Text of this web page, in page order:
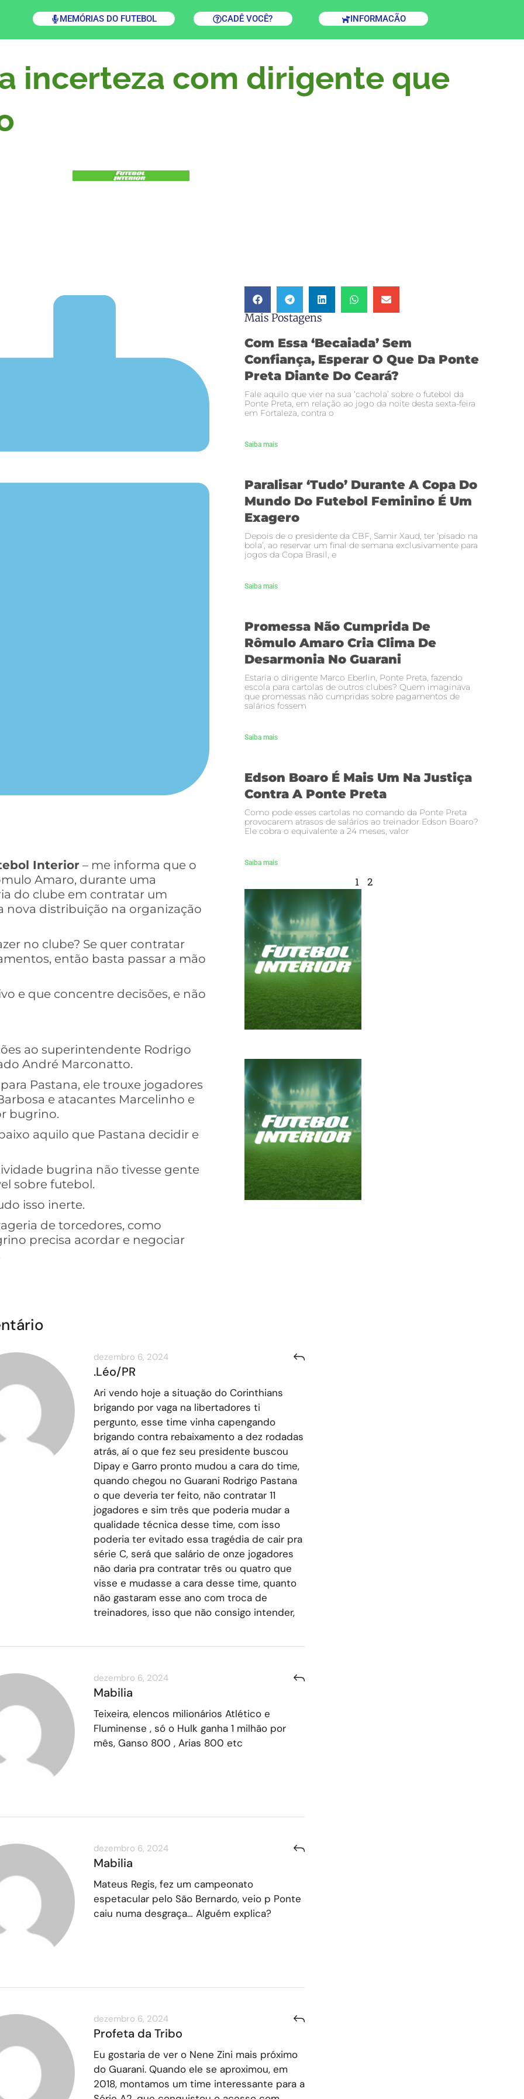
MEMÓRIAS DO FUTEBOL CADÊ VOCÊ? INFORMACÃO
incerteza com dirigente que
Interior – me informa que o
Amaro, durante uma
do clube em contratar um
nova distribuição na organização
no clube? Se quer contratar
então basta passar a mão
e que concentre decisões, e não
ao superintendente Rodrigo
André Marconatto.
Pastana, ele trouxe jogadores
e atacantes Marcelinho e
bugrino.
aquilo que Pastana decidir e
bugrina não tivesse gente
sobre futebol.
isso inerte.
de torcedores, como
precisa acordar e negociar
Mais Postagens
Com Essa ‘becaiada’ Sem
Confiança, Esperar O Que Da Ponte
Preta Diante Do Ceará?
Fale aquilo que vier na sua ‘cachola’ sobre o futebol da
Ponte Preta, em relação ao jogo da noite desta sexta-feira
em Fortaleza, contra o
Saiba mais
Paralisar ‘tudo’ Durante A Copa Do
Mundo Do Futebol Feminino É Um
Exagero
Depois de o presidente da CBF, Samir Xaud, ter ‘pisado na
bola’, ao reservar um final de semana exclusivamente para
jogos da Copa Brasil, e
Saiba mais
Promessa Não Cumprida De
Rômulo Amaro Cria Clima De
Desarmonia No Guarani
Estaria o dirigente Marco Eberlin, Ponte Preta, fazendo
escola para cartolas de outros clubes? Quem imaginava
que promessas não cumpridas sobre pagamentos de
salários fossem
Saiba mais
Edson Boaro É Mais Um Na Justiça
Contra A Ponte Preta
Como pode esses cartolas no comando da Ponte Preta
provocarem atrasos de salários ao treinador Edson Boaro?
Ele cobra o equivalente a 24 meses, valor
Saiba mais
1 2
dezembro 6, 2024
.Léo/PR
Ari vendo hoje a situação do Corinthians
brigando por vaga na libertadores ti
pergunto, esse time vinha capengando
brigando contra rebaixamento a dez rodadas
atrás, aí o que fez seu presidente buscou
Dipay e Garro pronto mudou a cara do time,
quando chegou no Guarani Rodrigo Pastana
o que deveria ter feito, não contratar 11
jogadores e sim três que poderia mudar a
qualidade técnica desse time, com isso
poderia ter evitado essa tragédia de cair pra
série C, será que salário de onze jogadores
não daria pra contratar três ou quatro que
visse e mudasse a cara desse time, quanto
não gastaram esse ano com troca de
treinadores, isso que não consigo intender,
dezembro 6, 2024
Mabilia
Teixeira, elencos milionários Atlético e
Fluminense , só o Hulk ganha 1 milhão por
mês, Ganso 800 , Arias 800 etc
dezembro 6, 2024
Mabilia
Mateus Regis, fez um campeonato
espetacular pelo São Bernardo, veio p Ponte
caiu numa desgraça… Alguém explica?
dezembro 6, 2024
Profeta da Tribo
Eu gostaria de ver o Nene Zini mais próximo
do Guarani. Quando ele se aproximou, em
2018, montamos um time interessante para a